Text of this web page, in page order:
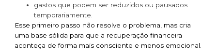
gastos que podem ser reduzidos ou pausados
temporariamente.
Esse primeiro passo não resolve o problema, mas cria
uma base sólida para que a recuperação financeira
aconteça de forma mais consciente e menos emocional.